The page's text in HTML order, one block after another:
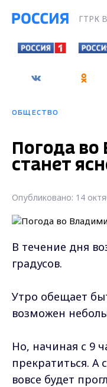
ГТРК
ОБЩЕСТВО
Погода
станет
Опубликовано: 14
В течение дня
градусов.
Утро обещает
возможен
Но, начиная с 9
прекратиться. А
вовсе будет